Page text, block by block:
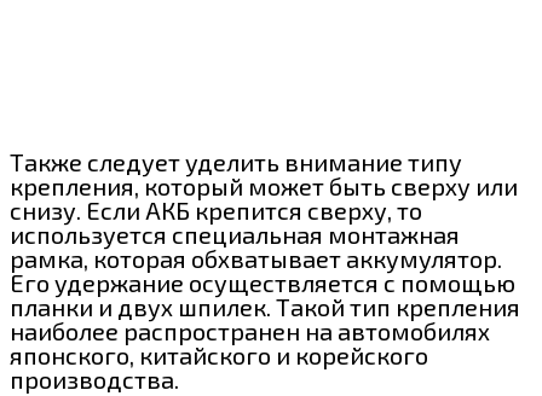
Также следует уделить внимание типу
крепления, который может быть сверху или
снизу. Если АКБ крепится сверху, то
используется специальная монтажная
рамка, которая обхватывает аккумулятор.
Его удержание осуществляется с помощью
планки и двух шпилек. Такой тип крепления
наиболее распространен на автомобилях
японского, китайского и корейского
производства.